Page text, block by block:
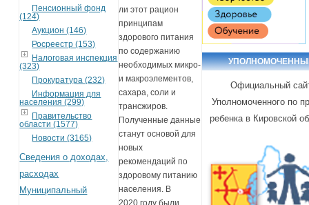
Пенсионный фонд
(124)
Аукцион (146)
Росреестр (153)
Налоговая инспекция
(323)
Прокуратура (232)
Информация для
населения (299)
Правительство
области (1577)
Новости (3165)
Сведения о доходах,
расходах
Муниципальный
ли этот рацион
принципам
здорового питания
по содержанию
необходимых микро-
и макроэлементов,
сахара, соли и
трансжиров.
Полученные данные
станут основой для
новых
рекомендаций по
здоровому питанию
населения. В
Официальный
Уполномоченного по
ребенка в Кировской